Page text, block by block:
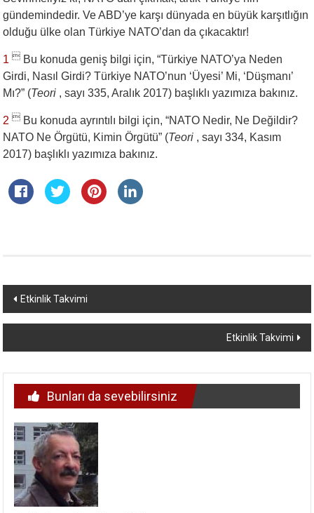
gündemindedir. Ve ABD’ye karşı dünyada en büyük karşıtlığın
olduğu ülke olan Türkiye NATO’dan da çıkacaktır!
1  Bu konuda geniş bilgi için, “Türkiye NATO’ya Neden
Girdi, Nasıl Girdi? Türkiye NATO’nun ‘Üyesi’ Mi, ‘Düşmanı’
Mı?” (Teori , sayı 335, Aralık 2017) başlıklı yazımıza bakınız.
2  Bu konuda ayrıntılı bilgi için, “NATO Nedir, Ne Değildir?
NATO Ne Örgütü, Kimin Örgütü” (Teori , sayı 334, Kasım
2017) başlıklı yazımıza bakınız.
Yazı
dolaşımı
Etkinlik Takvimi
Etkinlik Takvimi
Bunları da sevebilirsiniz